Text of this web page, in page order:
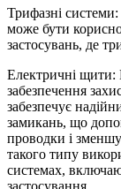
Трифазні
може бути
застосувань, де
Електричні щити:
забезпечення
забезпечує
замикань, що
проводки і
такого типу
системах,